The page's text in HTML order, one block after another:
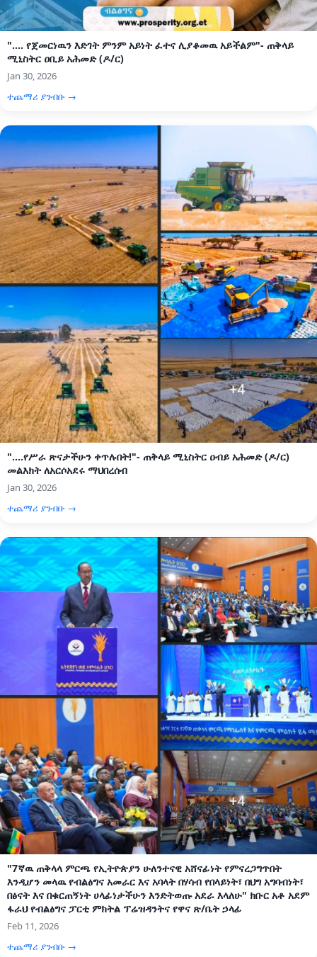
".... የጀመርነዉን እድገት ምንም አይነት ፈተና ሊያቆመዉ አይችልም"- ጠቅላይ
ሚኒስትር ዐቢይ አሕመድ (ዶ/ር)
Jan 30, 2026
ተጨማሪ ያንብቡ →
"....የሥራ ጽናታችሁን ቀጥሉበት!"- ጠቅላይ ሚኒስትር ዐብይ አሕመድ (ዶ/ር)
መልእክት ለአርሶአደሩ ማህበረሰብ
Jan 30, 2026
ተጨማሪ ያንብቡ →
"7ኛዉ ጠቅላላ ምርጫ የኢትዮጵያን ሁለንተናዊ አሸናፊነት የምናረጋግጥበት
እንዲሆን መላዉ የብልፅግና አመራር እና አባላት በሃሳብ የበላይነት፣ በህግ አግባብነት፣
በፅናት እና በቁርጠኝነት ሀላፊነታችሁን እንድትወጡ አደራ እላለሁ" ክቡር አቶ አደም
ፋራህ የብልፅግና ፓርቲ ምክትል ፕሬዝዳንትና የዋና ጽ/ቤት ኃላፊ
Feb 11, 2026
ተጨማሪ ያንብቡ →